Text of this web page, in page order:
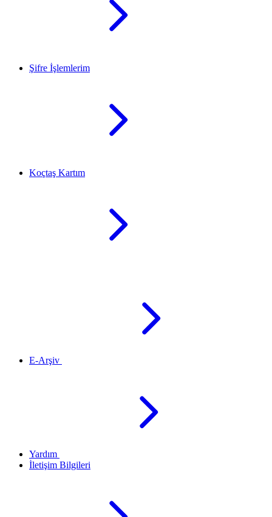
Şifre İşlemlerim
Koçtaş Kartım
E-Arşiv
Yardım
İletişim Bilgileri